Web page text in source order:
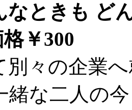
なときも ど
￥300
別々の企業
緒な二人の